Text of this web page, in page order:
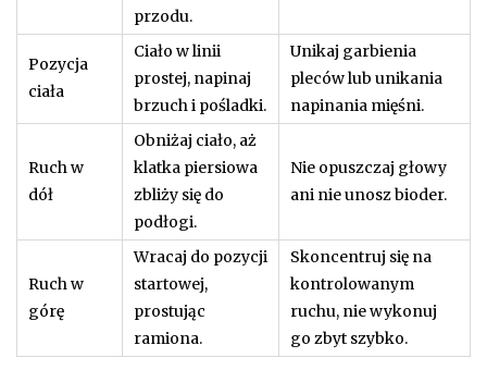
przodu.
Pozycja
ciała
Ciało w linii
prostej, napinaj
brzuch i pośladki.
Unikaj garbienia
pleców lub unikania
napinania mięśni.
Ruch w
dół
Obniżaj ciało, aż
klatka piersiowa
zbliży się do
podłogi.
Nie opuszczaj głowy
ani nie unosz bioder.
Ruch w
górę
Wracaj do pozycji
startowej,
prostując
ramiona.
Skoncentruj się na
kontrolowanym
ruchu, nie wykonuj
go zbyt szybko.